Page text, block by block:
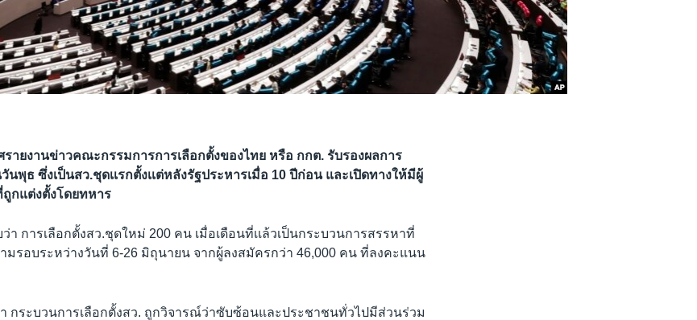
รายงานข่าวคณะกรรมการการเลือกตั้งของไทย หรือ กกต. รับรองผลการ
พุธ ซึ่งเป็นสว.ชุดเเรกตั้งเเต่หลังรัฐประหารเมื่อ 10 ปีก่อน และเปิดทางให้มีผู้
กแต่งตั้งโดยทหาร
า การเลือกตั้งสว.ชุดใหม่ 200 คน เมื่อเดือนที่เเล้วเป็นกระบวนการสรรหาที่
รอบระหว่างวันที่ 6-26 มิถุนายน จากผู้ลงสมัครกว่า 46,000 คน ที่ลงคะแนน
า กระบวนการเลือกตั้งสว. ถูกวิจารณ์ว่าซับซ้อนและประชาชนทั่วไปมีส่วนร่วม